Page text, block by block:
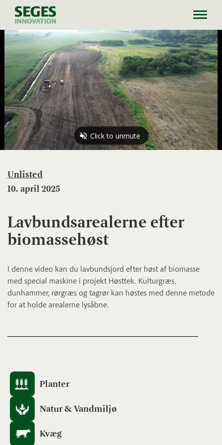
Unlisted
10. april 2025
Lavbundsarealerne efter
biomassehøst
I denne video kan du lavbundsjord efter høst af biomasse
med special maskine i projekt Høsttek. Kulturgræs,
dunhammer, rørgræs og tagrør kan høstes med denne metode
for at holde arealerne lysåbne.
Planter
Natur & Vandmiljø
Kvæg